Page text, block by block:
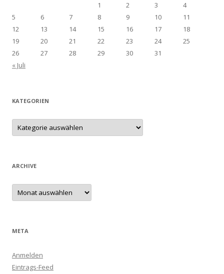
1
2 3
4
5
6 7 8 9 10
11
12
13 14 15 16 17
18
19
20 21 22 23 24
25
26
27 28 29 30
31
« Juli
KATEGORIEN
Kategorien
ARCHIVE
Archive
META
Anmelden
Eintrags-Feed